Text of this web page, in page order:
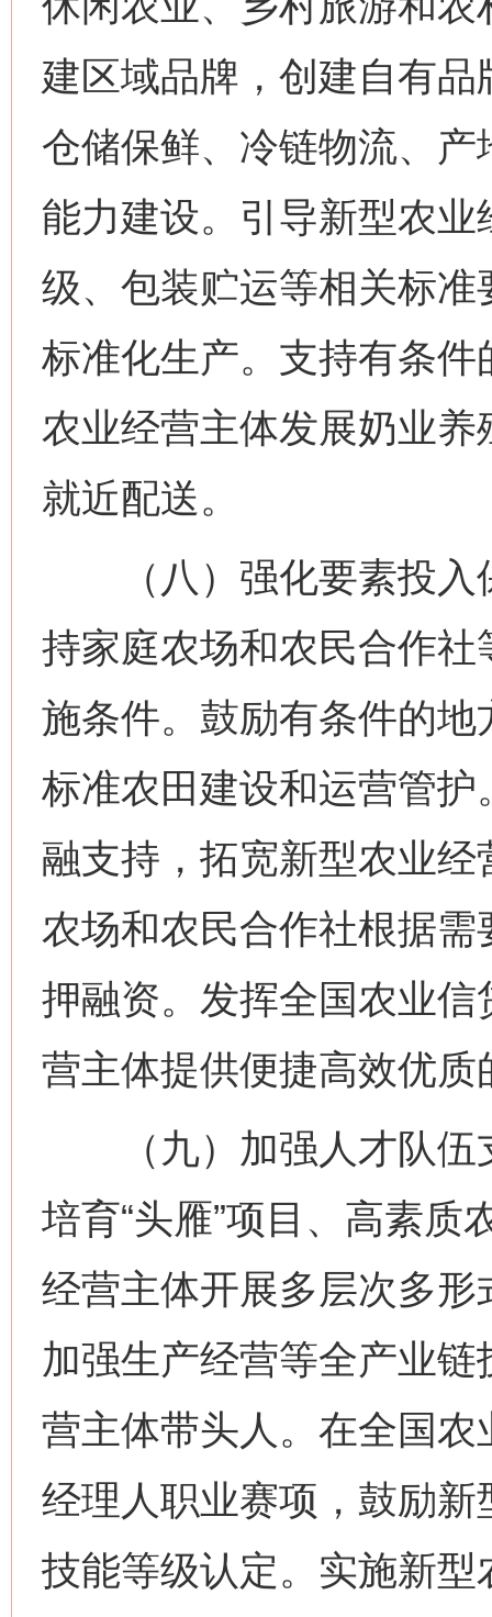
建区域品牌，创建自有
仓储保鲜、冷链物流、
能力建设。引导新型农
级、包装贮运等相关标
标准化生产。支持有条
农业经营主体发展奶业
就近配送。
（八）强化要素投入
持家庭农场和农民合作
施条件。鼓励有条件的
标准农田建设和运营管
融支持，拓宽新型农业
农场和农民合作社根据
押融资。发挥全国农业
营主体提供便捷高效优质
（九）加强人才队伍
培育“头雁”项目、高素质
经营主体开展多层次多
加强生产经营等全产业
营主体带头人。在全国
经理人职业赛项，鼓励
技能等级认定。实施新